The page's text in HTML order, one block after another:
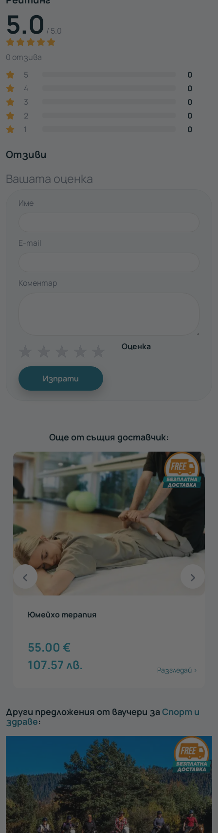
5.0 / 5.0
0 отзива
5
0
4
0
3
0
2
0
1
0
Отзиви
Вашата оценка
Име
E-mail
Коментар
Оценка
Изпрати
Още от същия доставчик:
Юмейхо терапия
55.00 €
107.57лв. Разгледай >
Други предложения от ваучери заСпорт и
здраве: